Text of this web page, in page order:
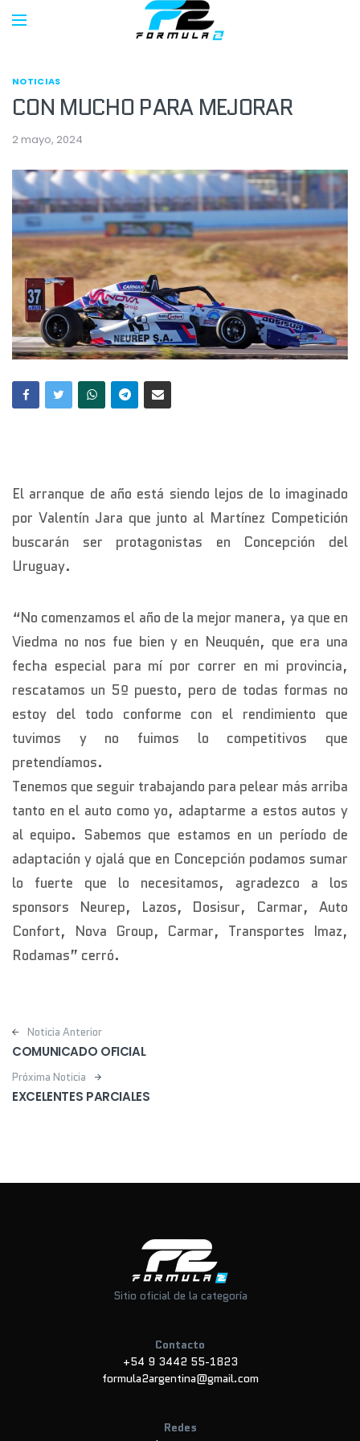
NOTICIAS
CON MUCHO PARA MEJORAR
2 mayo, 2024
El arranque de año está siendo lejos de lo imaginado
por Valentín Jara que junto al Martínez Competición
buscarán ser protagonistas en Concepción del
Uruguay.
“No comenzamos el año de la mejor manera, ya que en
Viedma no nos fue bien y en Neuquén, que era una
fecha especial para mí por correr en mi provincia,
rescatamos un 5º puesto, pero de todas formas no
estoy del todo conforme con el rendimiento que
tuvimos y no fuimos lo competitivos que
pretendíamos.
Tenemos que seguir trabajando para pelear más arriba
tanto en el auto como yo, adaptarme a estos autos y
al equipo. Sabemos que estamos en un período de
adaptación y ojalá que en Concepción podamos sumar
lo fuerte que lo necesitamos, agradezco a los
sponsors Neurep, Lazos, Dosisur, Carmar, Auto
Confort, Nova Group, Carmar, Transportes Imaz,
Rodamas” cerró.
Post navigation
Noticia Anterior
COMUNICADO OFICIAL
Próxima Noticia
EXCELENTES PARCIALES
Sitio oficial de la categoría
Contacto
+54 9 3442 55-1823
formula2argentina@gmail.com
Redes